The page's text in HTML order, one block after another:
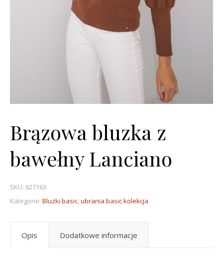
Brązowa bluzka z
bawełny Lanciano
SKU: 627163
Kategorie: Bluzki basic,ubrania basic kolekcja
Opis Dodatkowe informacje